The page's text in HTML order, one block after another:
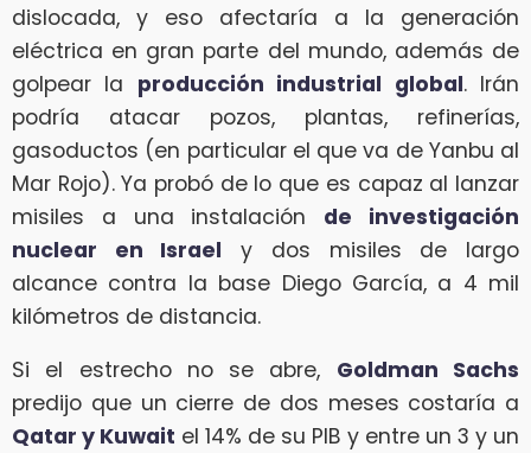
dislocada, y eso afectaría a la generación
eléctrica en gran parte del mundo, además de
golpear la producción industrial global. Irán
podría atacar pozos, plantas, refinerías,
gasoductos (en particular el que va de Yanbu al
Mar Rojo). Ya probó de lo que es capaz al lanzar
misiles a una instalación de investigación
nuclear en Israel y dos misiles de largo
alcance contra la base Diego García, a 4 mil
kilómetros de distancia.
Si el estrecho no se abre, Goldman Sachs
predijo que un cierre de dos meses costaría a
Qatar y Kuwait el 14% de su PIB y entre un 3 y un